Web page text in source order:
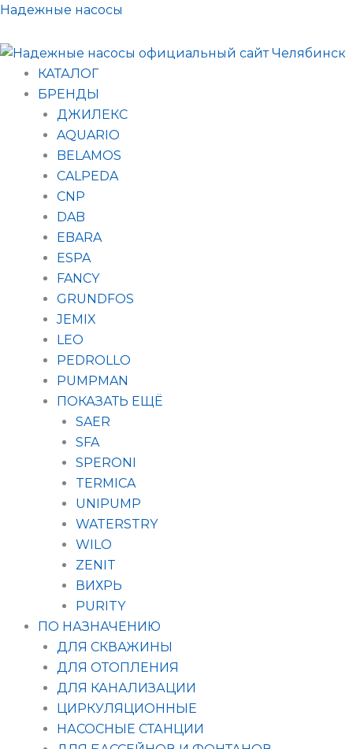
Перейти
содержимому
Надежные насосы
КАТАЛОГ
БРЕНДЫ
ДЖИЛЕКС
AQUARIO
BELAMOS
CALPEDA
CNP
DAB
EBARA
ESPA
FANCY
GRUNDFOS
JEMIX
LEO
PEDROLLO
PUMPMAN
ПОКАЗАТЬ ЕЩЁ
SAER
SFA
SPERONI
TERMICA
UNIPUMP
WATERSTRY
WILO
ZENIT
ВИХРЬ
PURITY
ПО НАЗНАЧЕНИЮ
ДЛЯ СКВАЖИНЫ
ДЛЯ ОТОПЛЕНИЯ
ДЛЯ КАНАЛИЗАЦИИ
ЦИРКУЛЯЦИОННЫЕ
НАСОСНЫЕ СТАНЦИИ
Поиск